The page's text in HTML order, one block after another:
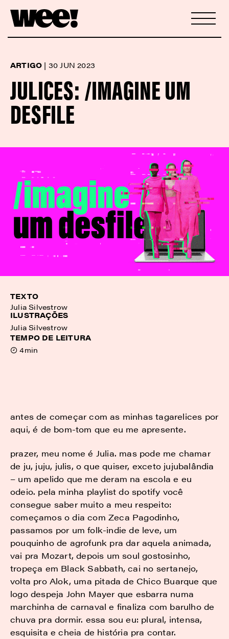
ARTIGO | 30 JUN 2023
JULICES: /IMAGINE UM
DESFILE
TEXTO
Julia Silvestrow
ILUSTRAÇÕES
Julia Silvestrow
TEMPO DE LEITURA
4min
antes de começar com as minhas tagarelices por
aqui, é de bom-tom que eu me apresente.
prazer, meu nome é Julia. mas pode me chamar
de ju, juju, julis, o que quiser, exceto jujubalândia
– um apelido que me deram na escola e eu
odeio. pela minha playlist do spotify você
consegue saber muito a meu respeito:
começamos o dia com Zeca Pagodinho,
passamos por um folk-indie de leve, um
pouquinho de agrofunk pra dar aquela animada,
vai pra Mozart, depois um soul gostosinho,
tropeça em Black Sabbath, cai no sertanejo,
volta pro Alok, uma pitada de Chico Buarque que
logo despeja John Mayer que esbarra numa
marchinha de carnaval e finaliza com barulho de
chuva pra dormir. essa sou eu: plural, intensa,
esquisita e cheia de história pra contar.